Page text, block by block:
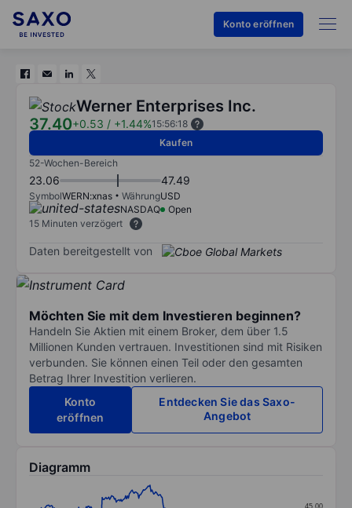
Konto eröffnen
Werner Enterprises Inc.
37.40+0.53 / +1.44%15:56:18
Kaufen
52-Wochen-Bereich
23.06 47.49
SymbolWERN:xnas WährungUSD
NASDAQ
Open
15 Minuten verzögert
Daten bereitgestellt von
Möchten Sie mit dem Investieren beginnen?
Handeln Sie Aktien mit einem Broker, dem über 1.5
Millionen Kunden vertrauen. Investitionen sind mit Risiken
verbunden. Sie können einen Teil oder den gesamten
Betrag Ihrer Investition verlieren.
Konto
eröffnen
Entdecken Sie das Saxo-
Angebot
Diagramm
45.00